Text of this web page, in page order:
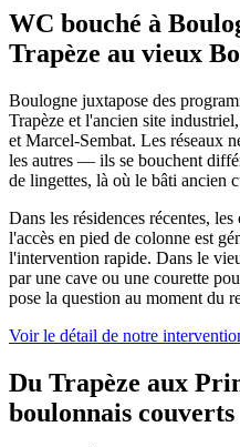
WC bouché à
Trapèze au vieux
Boulogne juxtapose des
Trapèze et l'ancien site
et Marcel-Sembat. Les réseaux
les autres — ils se bouchent
de lingettes, là où le bâti ancien
Dans les résidences récentes,
l'accès en pied de colonne est
l'intervention rapide. Dans le
par une cave ou une courette
pose la question au moment du
Voir le détail de notre
Du Trapèze aux
boulonnais couverts